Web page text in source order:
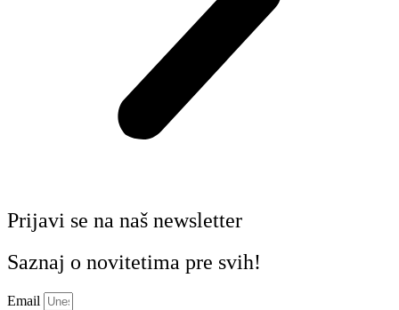
Prijavi se na naš newsletter
Saznaj o novitetima pre svih!
Email